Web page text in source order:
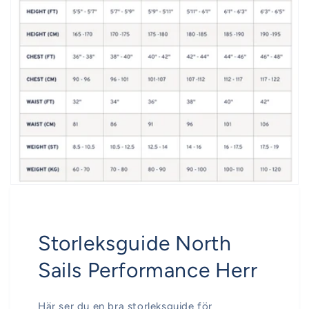
Storleksguide North
Sails Performance Herr
Här ser du en bra storleksguide för